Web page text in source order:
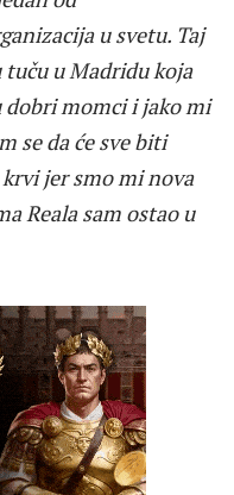
u svetu. Taj
u Madridu koja
momci i jako mi
se da će sve biti
jer smo mi nova
Reala sam ostao u